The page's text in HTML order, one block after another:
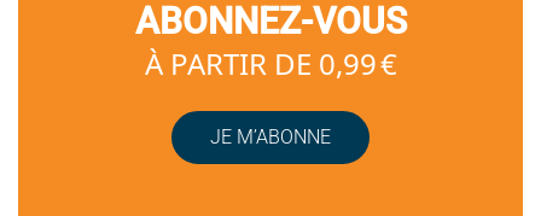
ABONNEZ-VOUS
À PARTIR DE 0,99 €
JE M’ABONNE